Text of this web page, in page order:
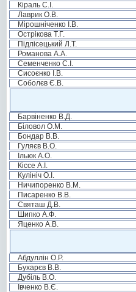
Кіраль С.І.
Лаврик О.В.
Мірошніченко І.В.
Острікова Т.Г.
Підлісецький Л.Т.
Романова А.А.
Семенченко С.І.
Сисоєнко І.В.
Соболєв Є.В.
Барвіненко В.Д.
Біловол О.М.
Бондар В.В.
Гуляєв В.О.
Ільюк А.О.
Кіссе А.І.
Кулініч О.І.
Ничипоренко В.М.
Писаренко В.В.
Святаш Д.В.
Шипко А.Ф.
Яценко А.В.
Абдуллін О.Р.
Бухарєв В.В.
Дубіль В.О.
Івченко В.Є.